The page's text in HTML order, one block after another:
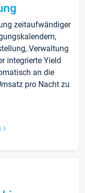
zeitaufwändiger
Verwaltung
integrierte Yield
an die
pro Nacht zu